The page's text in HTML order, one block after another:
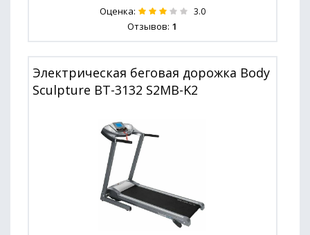
Оценка: 3.0
Отзывов: 1
Электрическая беговая дорожка Body
Sculpture BT-3132 S2MB-K2